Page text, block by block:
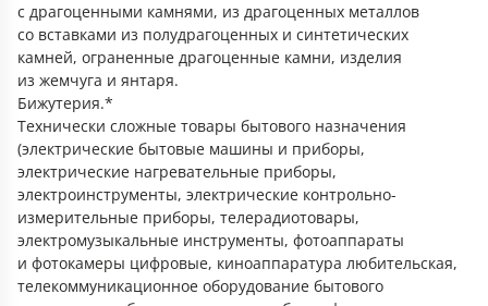
с драгоценными камнями, из драгоценных металлов
со вставками из полудрагоценных и синтетических
камней, ограненные драгоценные камни, изделия
из жемчуга и янтаря.
Бижутерия.*
Технически сложные товары бытового назначения
(электрические бытовые машины и приборы,
электрические нагревательные приборы,
электроинструменты, электрические контрольно-
измерительные приборы, телерадиотовары,
электромузыкальные инструменты, фотоаппараты
и фотокамеры цифровые, киноаппаратура любительская,
телекоммуникационное оборудование бытового